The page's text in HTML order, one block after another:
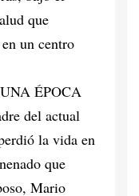
que
un centro
ÉPOCA
del actual
la vida en
que
Mario